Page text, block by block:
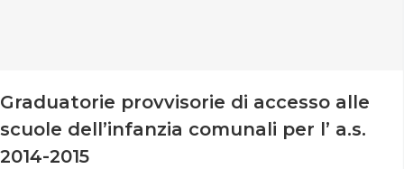
Graduatorie provvisorie di accesso alle
scuole dell’infanzia comunali per l’ a.s.
2014-2015